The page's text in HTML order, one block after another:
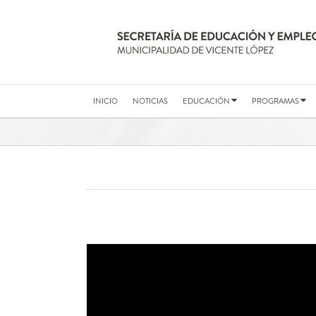
INICIO NOTICIAS EDUCACIÓN PROGRAMAS